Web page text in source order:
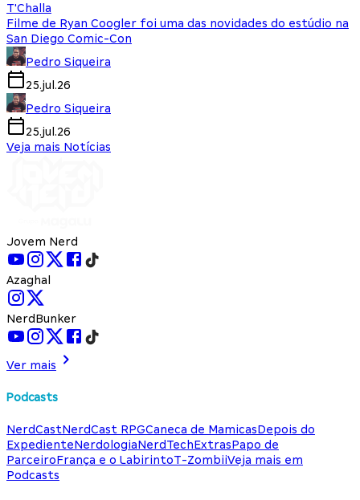
T'Challa
Filme de Ryan Coogler foi uma das novidades do estúdio na
San Diego Comic-Con
Pedro Siqueira
25.jul.26
Pedro Siqueira
25.jul.26
Veja mais Notícias
Jovem Nerd
Azaghal
NerdBunker
Ver mais
Podcasts
NerdCastNerdCast RPGCaneca de MamicasDepois do
ExpedienteNerdologiaNerdTechExtrasPapo de
ParceiroFrança e o LabirintoT-ZombiiVeja mais em
Podcasts